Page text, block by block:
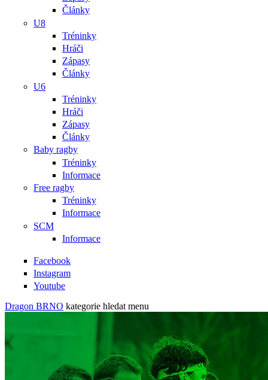
Články
U8
Tréninky
Hráči
Zápasy
Články
U6
Tréninky
Hráči
Zápasy
Články
Baby ragby
Tréninky
Informace
Free ragby
Tréninky
Informace
SCM
Informace
Facebook
Instagram
Youtube
Dragon BRNO kategorie hledat menu